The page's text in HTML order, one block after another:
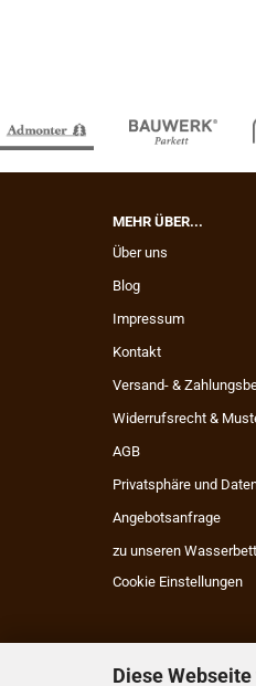
Diese
MEHR ÜBER...
Über uns
Blog
Impressum
Kontakt
Versand- &
Widerrufsrecht &
AGB
Privatsphäre und
Angebotsanfrage
zu unseren
Cookie Einstellungen